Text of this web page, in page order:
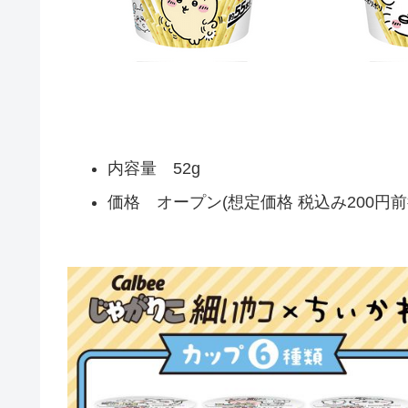
内容量 52g
価格 オープン(想定価格 税込み200円